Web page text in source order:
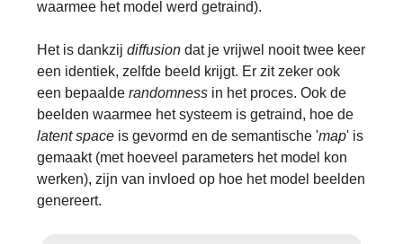
waarmee het model werd getraind).
Het is dankzij diffusion dat je vrijwel nooit twee keer
een identiek, zelfde beeld krijgt. Er zit zeker ook
een bepaalde randomness in het proces. Ook de
beelden waarmee het systeem is getraind, hoe de
latent space is gevormd en de semantische 'map' is
gemaakt (met hoeveel parameters het model kon
werken), zijn van invloed op hoe het model beelden
genereert.